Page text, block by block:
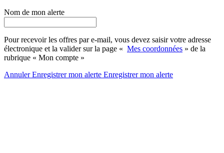
Nom de mon alerte
Pour recevoir les offres par e-mail, vous devez saisir votre adresse
électronique et la valider sur la page « Mes coordonnées » de la
rubrique « Mon compte »
AnnulerEnregistrer mon alerte Enregistrermon alerte